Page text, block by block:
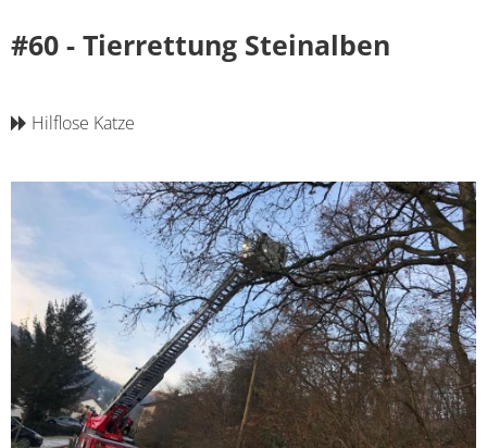
#60 - Tierrettung Steinalben
Hilflose Katze